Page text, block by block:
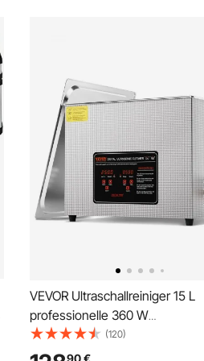
VEVOR Ultraschallreiniger 15 L
professionelle 360 W
Reinigungsmaschine mit Timer &
Heizung, digitaler 40 kHz
(120)
90€